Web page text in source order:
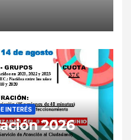
INTERÉS
2026